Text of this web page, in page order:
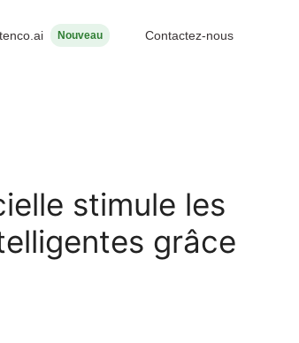
Contactez-nous
stimule les
grâce